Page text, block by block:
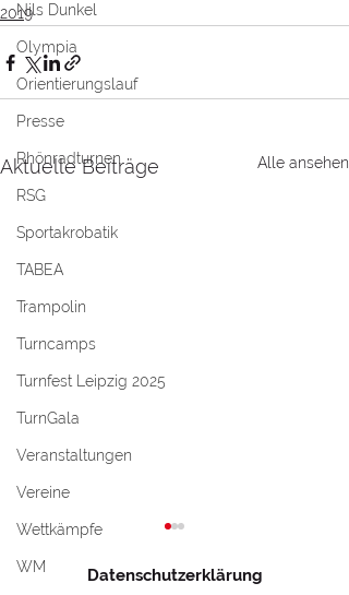
Nils Dunkel
Olympia
Orientierungslauf
Presse
Rhönradturnen
RSG
Sportakrobatik
TABEA
Trampolin
Turncamps
Turnfest Leipzig 2025
TurnGala
Veranstaltungen
Vereine
Wettkämpfe
WM
2019
Aktuelle Beiträge Alle ansehen
Datenschutzerklärung